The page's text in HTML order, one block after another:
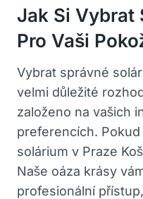
Jak Si Vybrat
Pro Vaši
Vybrat správné
velmi důležité
založeno na vašich
preferencích.
solárium‌ v Praze⁢
⁣Naše oáza krásy
profesionální